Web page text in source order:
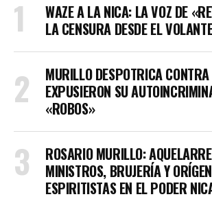
WAZE A LA NICA: LA VOZ DE
LA CENSURA DESDE EL
MURILLO DESPOTRICA
EXPUSIERON SU
«ROBOS»
ROSARIO MURILLO:
MINISTROS, BRUJERÍA Y
ESPIRITISTAS EN EL PODER